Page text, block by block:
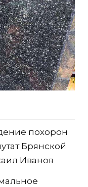
похорон
Брянской
Иванов